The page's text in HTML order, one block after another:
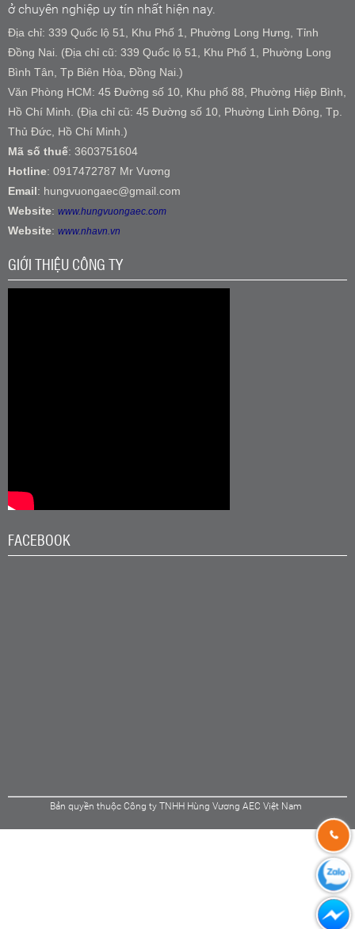
ở chuyên nghiệp uy tín nhất hiện nay.
Địa chỉ: 339 Quốc lộ 51, Khu Phố 1, Phường Long Hưng, Tỉnh
Đồng Nai. (Địa chỉ cũ: 339 Quốc lộ 51, Khu Phố 1, Phường Long
Bình Tân, Tp Biên Hòa, Đồng Nai.)
Văn Phòng HCM: 45 Đường số 10, Khu phố 88, Phường Hiệp Bình,
Hồ Chí Minh. (Địa chỉ cũ: 45 Đường số 10, Phường Linh Đông, Tp.
Thủ Đức, Hồ Chí Minh.)
Mã số thuế: 3603751604
Hotline: 0917472787 Mr Vương
Email: hungvuongaec@gmail.com
Website: www.hungvuongaec.com
Website: www.nhavn.vn
GIỚI THIỆU CÔNG TY
FACEBOOK
Bản quyền thuộc Công ty TNHH Hùng Vương AEC Việt Nam